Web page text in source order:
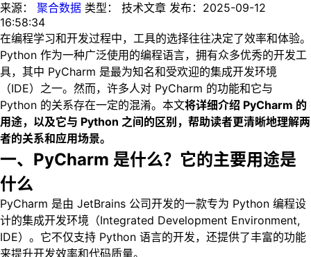
来源： 聚合数据 类型： 技术文章 发布： 2025-09-12
16:58:34
在编程学习和开发过程中，工具的选择往往决定了效率和体验。
Python 作为一种广泛使用的编程语言，拥有众多优秀的开发工
具，其中 PyCharm 是最为知名和受欢迎的集成开发环境
（IDE）之一。然而，许多人对 PyCharm 的功能和它与
Python 的关系存在一定的混淆。本文将详细介绍 PyCharm 的
用途，以及它与 Python 之间的区别，帮助读者更清晰地理解两
者的关系和应用场景。
一、PyCharm 是什么？它的主要用途是
什么
PyCharm 是由 JetBrains 公司开发的一款专为 Python 编程设
计的集成开发环境（Integrated Development Environment,
IDE）。它不仅支持 Python 语言的开发，还提供了丰富的功能
来提升开发效率和代码质量。